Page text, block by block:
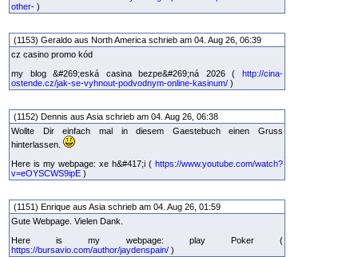
other- )
(1153) Geraldo aus North America schrieb am 04. Aug 26, 06:39
cz casino promo kód
my blog &#269;eská casina bezpe&#269;ná 2026 ( http://cina-
ostende.cz/jak-se-vyhnout-podvodnym-online-kasinum/ )
(1152) Dennis aus Asia schrieb am 04. Aug 26, 06:38
Wollte Dir einfach mal in diesem Gaestebuch einen Gruss
hinterlassen.
Here is my webpage: xe h&#417;i ( https://www.youtube.com/watch?
v=eOYSCWS9ipE )
(1151) Enrique aus Asia schrieb am 04. Aug 26, 01:59
Gute Webpage. Vielen Dank.
Here is my webpage: play Poker (
https://bursavio.com/author/jaydenspain/ )